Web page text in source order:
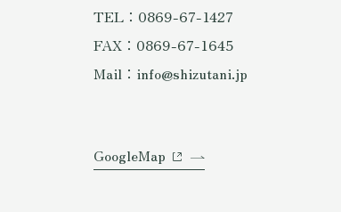
TEL：0869-67-1427
FAX：0869-67-1645
Mail：info@shizutani.jp
GoogleMap